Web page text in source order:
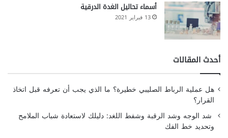
أسماء تحاليل الغدة الدرقية
13 فبراير 2021
أحدث المقالات
هل عملية الرباط الصليبي خطيرة؟ ما الذي يجب أن تعرفه قبل اتخاذ
القرار؟
شد الوجه وشد الرقبة وشفط اللغد: دليلك لاستعادة شباب الملامح
وتحديد خط الفك